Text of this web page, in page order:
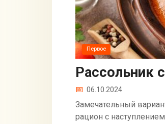
Первое
Рассольник
06.10.2024
Замечательный
рацион с